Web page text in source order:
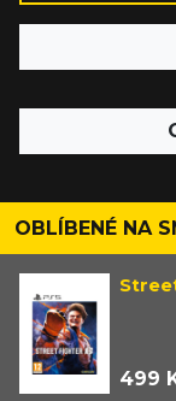
OBLÍBENÉ NA
499